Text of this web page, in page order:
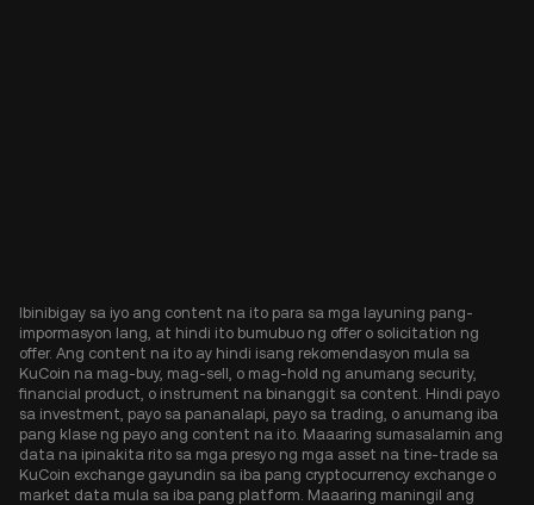
Ibinibigay sa iyo ang content na ito para sa mga layuning pang-
impormasyon lang, at hindi ito bumubuo ng offer o solicitation ng
offer. Ang content na ito ay hindi isang rekomendasyon mula sa
KuCoin na mag-buy, mag-sell, o mag-hold ng anumang security,
financial product, o instrument na binanggit sa content. Hindi payo
sa investment, payo sa pananalapi, payo sa trading, o anumang iba
pang klase ng payo ang content na ito. Maaaring sumasalamin ang
data na ipinakita rito sa mga presyo ng mga asset na tine-trade sa
KuCoin exchange gayundin sa iba pang cryptocurrency exchange o
market data mula sa iba pang platform. Maaaring maningil ang